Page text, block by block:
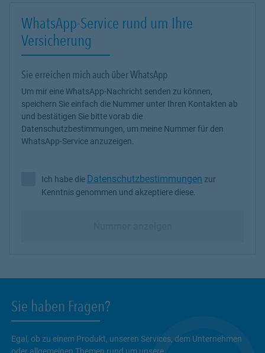
WhatsApp-Service rund um Ihre
Versicherung
Sie erreichen mich auch über WhatsApp
Um mir eine WhatsApp-Nachricht senden zu können,
speichern Sie einfach die Nummer unter Ihren Kontakten ab
und bestätigen Sie bitte vorab die
Datenschutzbestimmungen, um meine Nummer für den
WhatsApp-Service anzuzeigen.
Ich habe die Datenschutzbestimmungen zur Kenntnis
Ich habe die Datenschutzbestimmungen zur
Kenntnis genommen und akzeptiere diese.
Sie haben Fragen?
Egal, ob zu einem Produkt, unseren Services, dem Unternehmen
oder allgemeinen Themen rund um unsere